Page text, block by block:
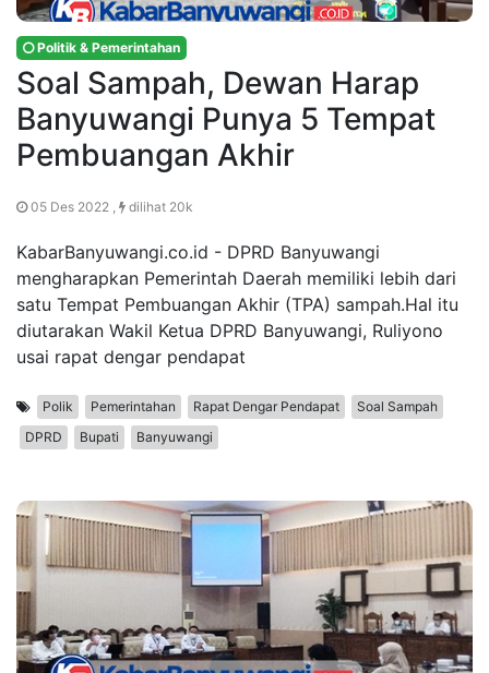
Politik & Pemerintahan
Soal Sampah, Dewan Harap
Banyuwangi Punya 5 Tempat
Pembuangan Akhir
05 Des 2022 , dilihat 20k
KabarBanyuwangi.co.id - DPRD Banyuwangi
mengharapkan Pemerintah Daerah memiliki lebih dari
satu Tempat Pembuangan Akhir (TPA) sampah.Hal itu
diutarakan Wakil Ketua DPRD Banyuwangi, Ruliyono
usai rapat dengar pendapat
Polik Pemerintahan Rapat Dengar Pendapat
Soal Sampah
DPRD
Bupati Banyuwangi